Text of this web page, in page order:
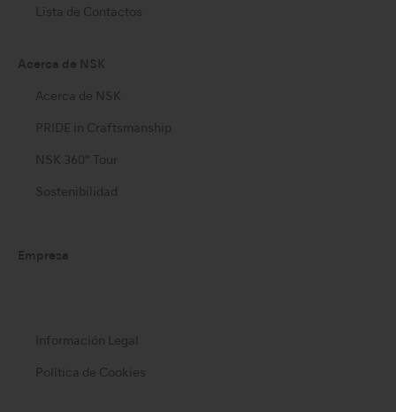
Lista de Contactos
Acerca de NSK
Acerca de NSK
PRIDE in Craftsmanship
NSK 360° Tour
Sostenibilidad
Empresa
Información Legal
Política de Cookies